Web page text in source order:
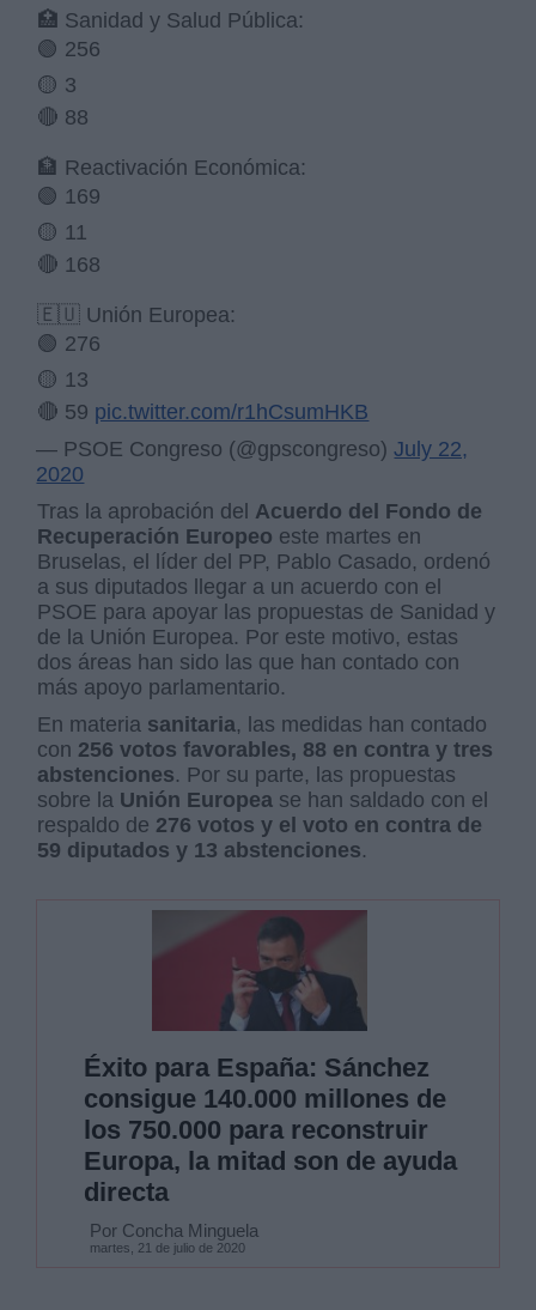
🏥 Sanidad y Salud Pública:
🟢 256
🟡 3
🔴 88
🏦 Reactivación Económica:
🟢 169
🟡 11
🔴 168
🇪🇺 Unión Europea:
🟢 276
🟡 13
🔴 59 pic.twitter.com/r1hCsumHKB
— PSOE Congreso (@gpscongreso)July 22,
2020
Tras la aprobación del Acuerdo del Fondo de
Recuperación Europeo este martes en
Bruselas, el líder del PP, Pablo Casado, ordenó
a sus diputados llegar a un acuerdo con el
PSOE para apoyar las propuestas de Sanidad y
de la Unión Europea. Por este motivo, estas
dos áreas han sido las que han contado con
más apoyo parlamentario.
En materia sanitaria, las medidas han contado
con 256 votos favorables, 88 en contra y tres
abstenciones. Por su parte, las propuestas
sobre la Unión Europea se han saldado con el
respaldo de 276 votos y el voto en contra de
59 diputados y 13 abstenciones.
Éxito para España: Sánchez
consigue 140.000 millones de
los 750.000 para reconstruir
Europa, la mitad son de ayuda
directa
Por Concha Minguela
martes, 21 de julio de 2020